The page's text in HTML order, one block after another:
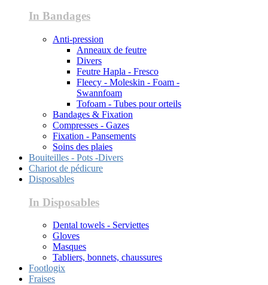
In Bandages
Anti-pression
Anneaux de feutre
Divers
Feutre Hapla - Fresco
Fleecy - Moleskin - Foam -
Swannfoam
Tofoam - Tubes pour orteils
Bandages & Fixation
Compresses - Gazes
Fixation - Pansements
Soins des plaies
Bouiteilles - Pots -Divers
Chariot de pédicure
Disposables
In Disposables
Dental towels - Serviettes
Gloves
Masques
Tabliers, bonnets, chaussures
Footlogix
Fraises